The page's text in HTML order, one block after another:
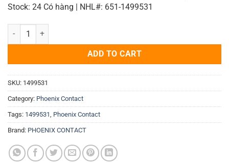
Stock: 24 Có hàng | NHL#: 651-1499531
Đầu nối hệ mét tiết diện tròn IPD H 5P2,5 BK quantity
ADD TO CART
SKU: 1499531
Category: Phoenix Contact
Tags: 1499531 Phoenix Contact
Brand: PHOENIX CONTACT